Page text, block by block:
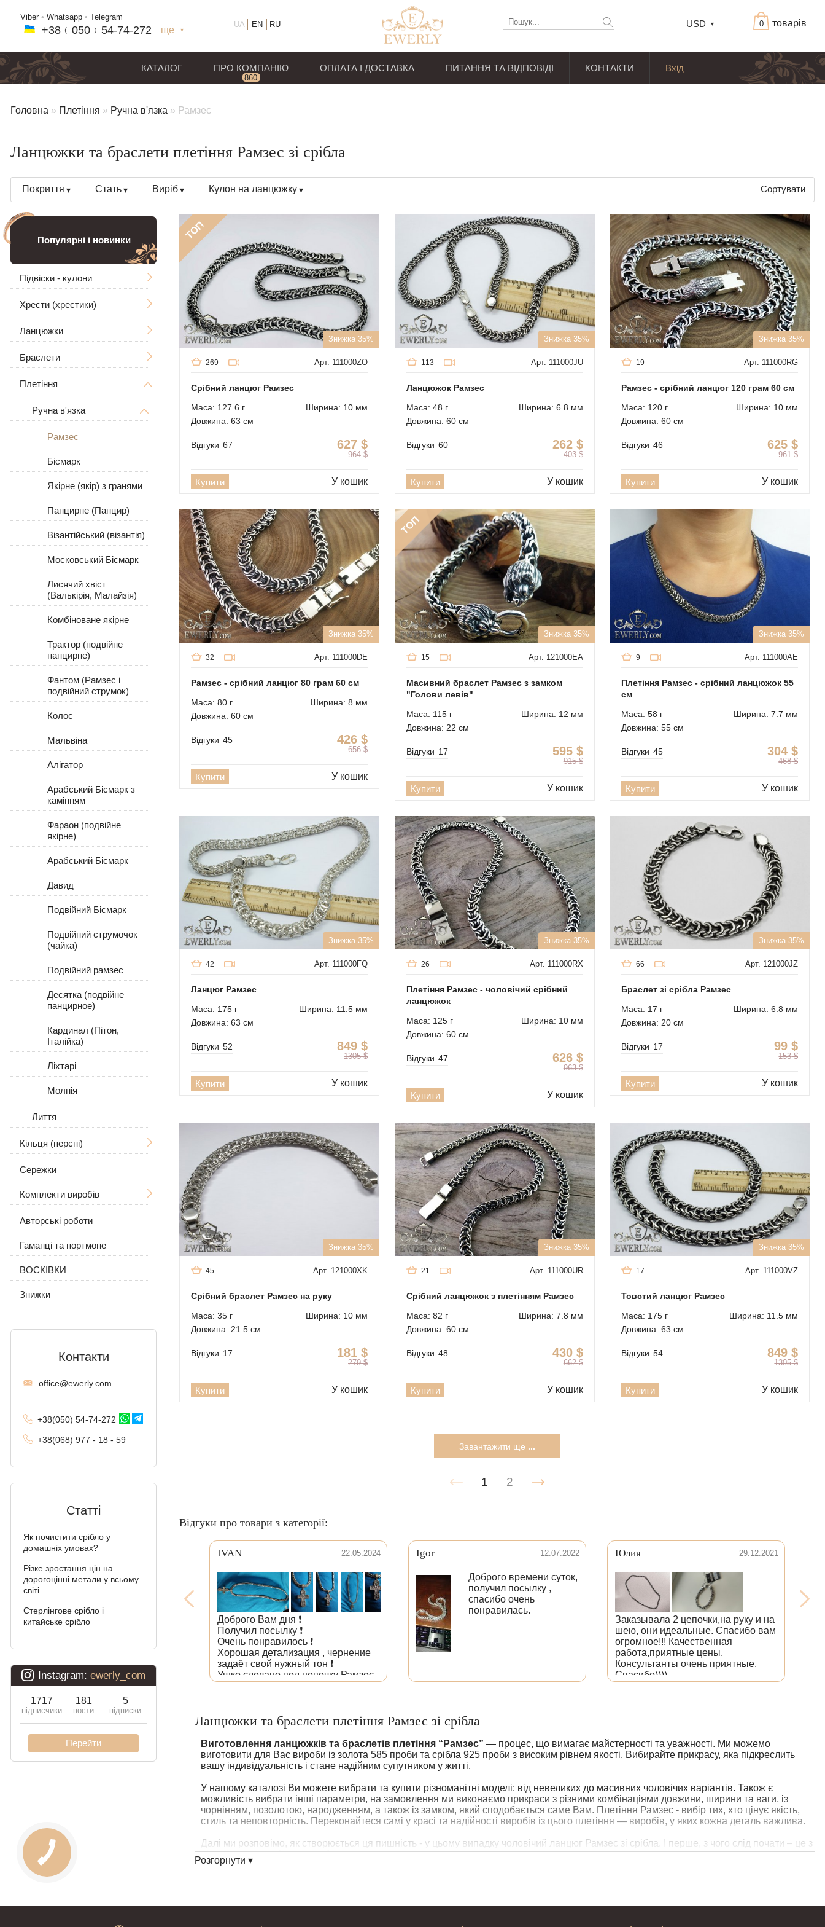
товарів
0
USD
Viber • Whatsapp • Telegram
+38﹙ 050 ﹚54-74-272 ще
+38(068) 97
RU
UA EN
КАТАЛОГ ПРО КОМПАНІЮ
860 відгуків
ОПЛАТА І ДОСТАВКА ПИТАННЯ ТА ВІДПОВІДІ КОНТАКТИ Вхід
Головна » Плетіння » Ручна в'язка » Рамзес
Ланцюжки та браслети плетіння Рамзес зі срібла
Покриття Стать Виріб Кулон на ланцюжку Сортувати
Популярні і новинки
Підвіски - кулони
Чоловічі
Великі
Ладанки
Дерево Життя
Знаки зодіаку
У вигляді собаки
Хрести (хрестики)
Без розп'яття
З розп'яттям
Чоловічі
Великі
Жіночі
Ланцюжки
Чоловічі
Великі / Товсті
Жіночі
Браслети
Чоловічі
Великі / Товсті
Жіночі
З камінням
Кам'яні
Шкіряні
Шкіра зі сріблом
Плетіння
Ручна в'язка
Рамзес
Бісмарк
Якірне (якір) з гранями
Панцирне (Панцир)
Візантійський (візантія)
Московський Бісмарк
Лисячий хвіст
(Валькірія, Малайзія)
Комбіноване якірне
Трактор (подвійне
панцирне)
Фантом (Рамзес і
подвійний струмок)
Колос
Мальвіна
Алігатор
Арабський Бісмарк з
камінням
Фараон (подвійне
якірне)
Арабський Бісмарк
Давид
Подвійний Бісмарк
Подвійний струмочок
(чайка)
Подвійний рамзес
Десятка (подвійне
панцирное)
Кардинал (Пітон,
Італійка)
Ліхтарі
Молнія
Лиття
Кільця (персні)
Чоловічі
З черепом
З вовком
З камінням
Без каменів
Жіночі
З камінням
Без каменів
Сережки
Комплекти виробів
Сережки і кільце
Ланцюжок з підвіскою
Авторські роботи
Гаманці та портмоне
ВОСКІВКИ
Знижки
Контакти
office@ewerly.com
+38(050) 54-74-272
+38(068) 977 - 18 - 59
Статті
Як почистити срібло у
домашніх умовах?
Різке зростання цін на
дорогоцінні метали у всьому
світі
Стерлінгове срібло і
китайське срібло
ТОП
Знижка 35%
Арт. 111000ZO
269
Срібний ланцюг Рамзес
Маса: 127.6 г
Ширина: 10 мм
Довжина: 63 см
627 $
964 $
Відгуки 67
Купити У кошик
Знижка 35%
Арт. 111000JU
113
Ланцюжок Рамзес
Маса: 48 г
Ширина: 6.8 мм
Довжина: 60 см
262 $
403 $
Відгуки 60
Купити У кошик
Знижка 35%
Арт. 111000RG
19
Рамзес - срібний ланцюг 120 грам 60 см
Маса: 120 г
Ширина: 10 мм
Довжина: 60 см
625 $
961 $
Відгуки 46
Купити У кошик
Знижка 35%
Арт. 111000DE
32
Рамзес - срібний ланцюг 80 грам 60 см
Маса: 80 г
Ширина: 8 мм
Довжина: 60 см
426 $
656 $
Відгуки 45
Купити У кошик
ТОП
Знижка 35%
Арт. 121000EA
15
Масивний браслет Рамзес з замком
"Голови левів"
Маса: 115 г
Ширина: 12 мм
Довжина: 22 см
595 $
915 $
Відгуки 17
Купити У кошик
Знижка 35%
Арт. 111000AE
9
Плетіння Рамзес - срібний ланцюжок 55
см
Маса: 58 г
Ширина: 7.7 мм
Довжина: 55 см
304 $
468 $
Відгуки 45
Купити У кошик
Знижка 35%
Арт. 111000FQ
42
Ланцюг Рамзес
Маса: 175 г
Ширина: 11.5 мм
Довжина: 63 см
849 $
1305 $
Відгуки 52
Купити У кошик
Знижка 35%
Арт. 111000RX
26
Плетіння Рамзес - чоловічий срібний
ланцюжок
Маса: 125 г
Ширина: 10 мм
Довжина: 60 см
626 $
963 $
Відгуки 47
Купити У кошик
Знижка 35%
Арт. 121000JZ
66
Браслет зі срібла Рамзес
Маса: 17 г
Ширина: 6.8 мм
Довжина: 20 см
99 $
153 $
Відгуки 17
Купити У кошик
Знижка 35%
Арт. 121000XK
45
Срібний браслет Рамзес на руку
Маса: 35 г
Ширина: 10 мм
Довжина: 21.5 см
181 $
279 $
Відгуки 17
Купити У кошик
Знижка 35%
Арт. 111000UR
21
Срібний ланцюжок з плетінням Рамзес
Маса: 82 г
Ширина: 7.8 мм
Довжина: 60 см
430 $
662 $
Відгуки 48
Купити У кошик
Знижка 35%
Арт. 111000VZ
17
Товстий ланцюг Рамзес
Маса: 175 г
Ширина: 11.5 мм
Довжина: 63 см
849 $
1305 $
Відгуки 54
Купити У кошик
Завантажити ще ...
1 2
Відгуки про товари з категорії:
IVAN 22.05.2024
Доброго Вам дня ❗️
Получил посылку ❗️
Очень понравилось ❗️
Хорошая детализация , чернение
задаёт свой нужный тон ❗️
Ушко сделано под цепочку Рамзес
Храни всех Вас Бог ❗️
Igor 12.07.2022
Доброго времени суток,
получил посылку ,
спасибо очень
понравилась.
Юлия 29.12.2021
Заказывала 2 цепочки,на руку и на
шею, они идеальные. Спасибо вам
огромное!!! Качественная
работа,приятные цены.
Консультанты очень приятные.
Спасибо))))
Ланцюжки та браслети плетіння Рамзес зі срібла
Виготовлення ланцюжків та браслетів плетіння “Рамзес” — процес, що вимагає майстерності та уважності. Ми можемо
виготовити для Вас вироби із золота 585 проби та срібла 925 проби з високим рівнем якості. Вибирайте прикрасу, яка підкреслить
вашу індивідуальність і стане надійним супутником у житті.
У нашому каталозі Ви можете вибрати та купити різноманітні моделі: від невеликих до масивних чоловічих варіантів. Також є
можливість вибрати інші параметри, на замовлення ми виконаємо прикраси з різними комбінаціями довжини, ширини та ваги, із
чорнінням, позолотою, народженням, а також із замком, який сподобається саме Вам. Плетіння Рамзес - вибір тих, хто цінує якість,
стиль та неповторність. Переконайтеся самі у красі та надійності виробів із цього плетіння — виробів, у яких кожна деталь важлива.
Далі ми розповімо, як створюється ця пишність - у цьому випадку чоловічий ланцюг Рамзес зі срібла. І перше, з чого слід почати – це з
підготовки матеріалу до роботи.
Розгорнути ▾